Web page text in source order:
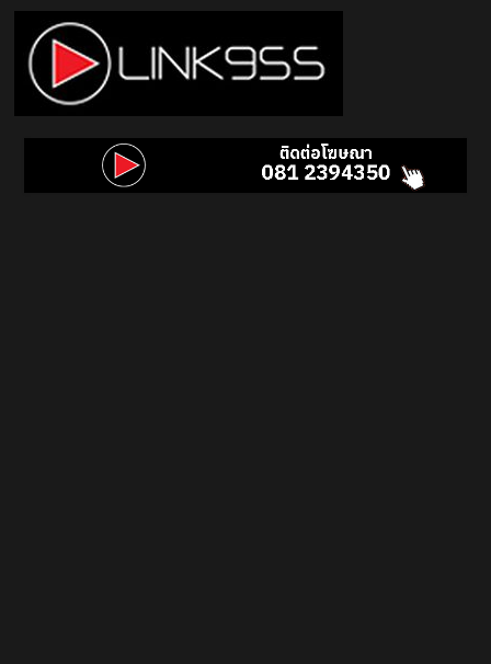
Skip
content
Link
95.5